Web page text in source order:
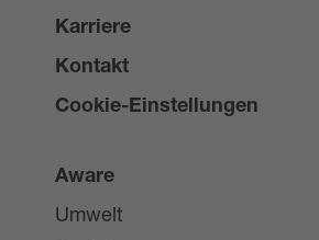
Karriere
Kontakt
Cookie-Einstellungen
Aware
Umwelt